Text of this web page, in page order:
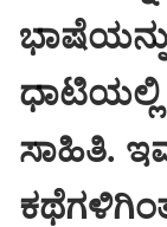
ಸಾಹಿತಿ.